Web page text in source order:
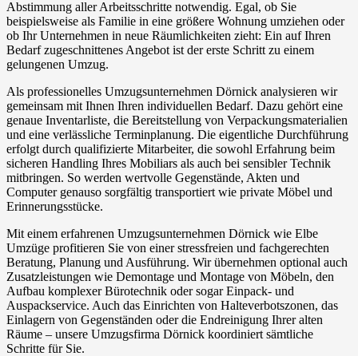
Abstimmung aller Arbeitsschritte notwendig. Egal, ob Sie
beispielsweise als Familie in eine größere Wohnung umziehen oder
ob Ihr Unternehmen in neue Räumlichkeiten zieht: Ein auf Ihren
Bedarf zugeschnittenes Angebot ist der erste Schritt zu einem
gelungenen Umzug.
Als professionelles Umzugsunternehmen Dörnick analysieren wir
gemeinsam mit Ihnen Ihren individuellen Bedarf. Dazu gehört eine
genaue Inventarliste, die Bereitstellung von Verpackungsmaterialien
und eine verlässliche Terminplanung. Die eigentliche Durchführung
erfolgt durch qualifizierte Mitarbeiter, die sowohl Erfahrung beim
sicheren Handling Ihres Mobiliars als auch bei sensibler Technik
mitbringen. So werden wertvolle Gegenstände, Akten und
Computer genauso sorgfältig transportiert wie private Möbel und
Erinnerungsstücke.
Mit einem erfahrenen Umzugsunternehmen Dörnick wie Elbe
Umzüge profitieren Sie von einer stressfreien und fachgerechten
Beratung, Planung und Ausführung. Wir übernehmen optional auch
Zusatzleistungen wie Demontage und Montage von Möbeln, den
Aufbau komplexer Bürotechnik oder sogar Einpack- und
Auspackservice. Auch das Einrichten von Halteverbotszonen, das
Einlagern von Gegenständen oder die Endreinigung Ihrer alten
Räume – unsere Umzugsfirma Dörnick koordiniert sämtliche
Schritte für Sie.